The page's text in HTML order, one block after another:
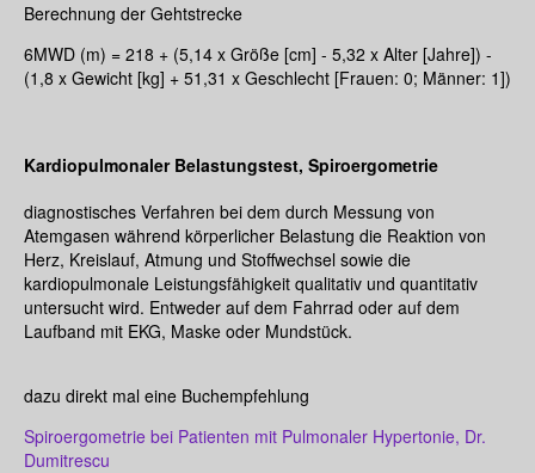
Berechnung der Gehtstrecke
6MWD (m) = 218 + (5,14 x Größe [cm] - 5,32 x Alter [Jahre]) -
(1,8 x Gewicht [kg] + 51,31 x Geschlecht [Frauen: 0; Männer: 1])
Kardiopulmonaler Belastungstest, Spiroergometrie
diagnostisches Verfahren bei dem durch Messung von
Atemgasen während körperlicher Belastung die Reaktion von
Herz, Kreislauf, Atmung und Stoffwechsel sowie die
kardiopulmonale Leistungsfähigkeit qualitativ und quantitativ
untersucht wird. Entweder auf dem Fahrrad oder auf dem
Laufband mit EKG, Maske oder Mundstück.
dazu direkt mal eine Buchempfehlung
Spiroergometrie bei Patienten mit Pulmonaler Hypertonie, Dr.
Dumitrescu